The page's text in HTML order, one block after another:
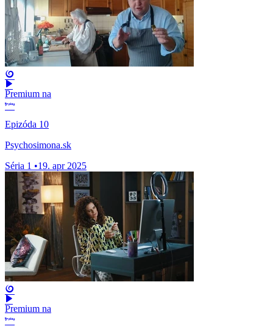
Premium na
Epizóda 10
Psychosimona.sk
Séria 1 •19. apr 2025
Premium na